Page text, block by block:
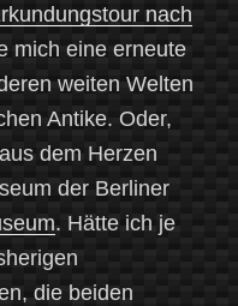
nach
mich eine erneute
weiten Welten
Antike. Oder,
dem Herzen
der Berliner
. Hätte ich je
die beiden